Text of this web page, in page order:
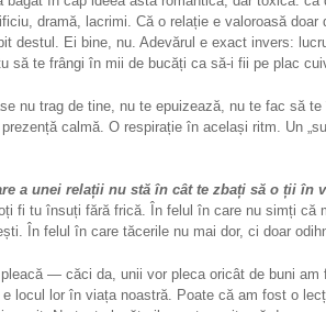
dramă, lacrimi. Că o relație e valoroasă
destul. Ei bine, nu. Adevărul e exact invers:
să te frângi în mii de bucăți ca să-i fii pe plac
nu trag de tine, nu te epuizează, nu te fac să
calmă. O respirație în același ritm. Un
a unei relații nu stă în cât te zbați să o ții în
fi tu însuți fără frică. În felul în care nu simți că
În felul în care tăcerile nu mai dor, ci doar
— căci da, unii vor pleca oricât de buni
e locul lor în viața noastră. Poate că am fost o